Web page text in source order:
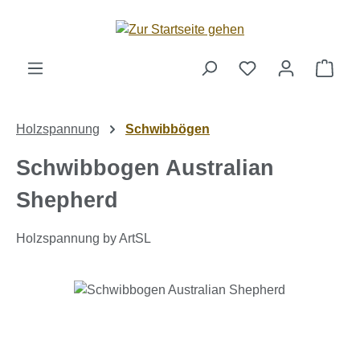
Zum Hauptinhalt springen
Holzspannung Schwibbögen
Schwibbogen Australian
Shepherd
Holzspannung by ArtSL
Bildergalerie überspringen